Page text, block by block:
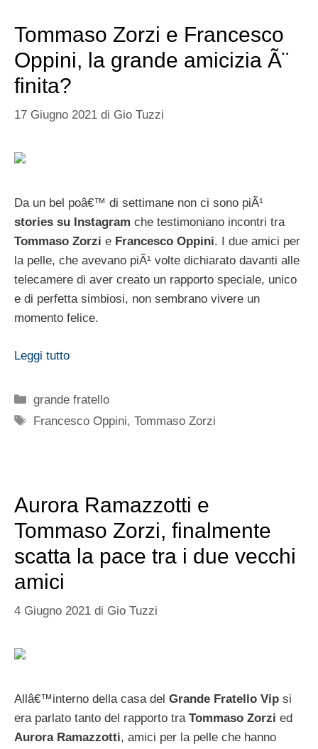
Tommaso Zorzi e Francesco
Oppini, la grande amicizia Ã¨
finita?
17 Giugno 2021 di Gio Tuzzi
Da un bel poâ€™ di settimane non ci sono piÃ¹
stories su Instagram che testimoniano incontri tra
Tommaso Zorzi e Francesco Oppini. I due amici per
la pelle, che avevano piÃ¹ volte dichiarato davanti alle
telecamere di aver creato un rapporto speciale, unico
e di perfetta simbiosi, non sembrano vivere un
momento felice.
Leggi tutto
Categorie
grande fratello
Tag
Francesco Oppini,Tommaso Zorzi
Aurora Ramazzotti e
Tommaso Zorzi, finalmente
scatta la pace tra i due vecchi
amici
4 Giugno 2021 di Gio Tuzzi
Allâ€™interno della casa del Grande Fratello Vip si
era parlato tanto del rapporto tra Tommaso Zorzi ed
Aurora Ramazzotti, amici per la pelle che hanno